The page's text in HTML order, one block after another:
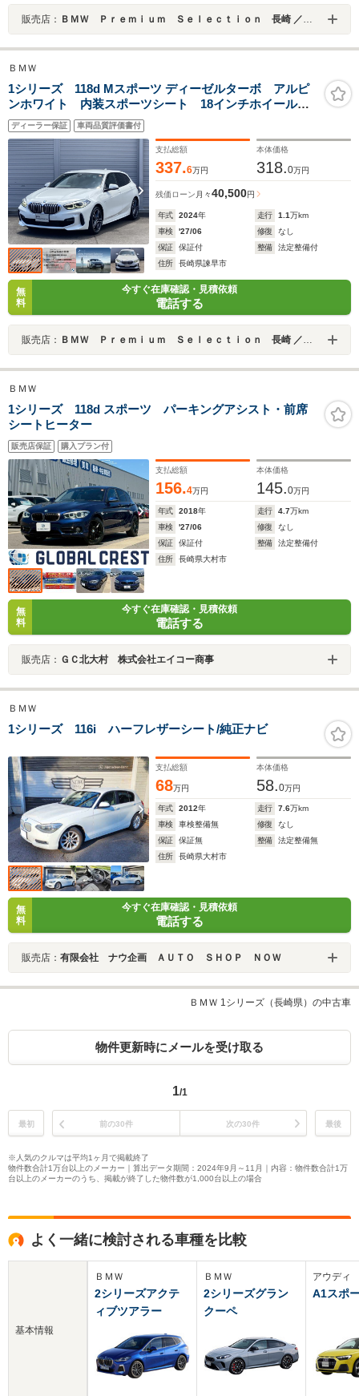
販売店： ＢＭＷ Ｐｒｅｍｉｕｍ Ｓｅｌｅｃｔｉｏｎ 長崎 ／ＭＩＮＩ ＮＥＸＴ 長崎／（株）ＭＡＴＳＵＦＵＪＩ
ＢＭＷ
1シリーズ 118d Mスポーツ ディーゼルターボ アルピ
ンホワイト 内装スポーツシート 18インチホイール 2
年保証
ディーラー保証 車両品質評価書付
支払総額
337.6万円
本体価格
318.0万円
残価ローン 月々40,500円
年式 2024年 走行 1.1万km
車検
'27/06 修復
なし
保証
保証付 整備
法定整備付
住所
長崎県諫早市
無
料
今すぐ在庫確認・見積依頼
電話する
販売店： ＢＭＷ Ｐｒｅｍｉｕｍ Ｓｅｌｅｃｔｉｏｎ 長崎 ／ＭＩＮＩ ＮＥＸＴ 長崎／（株）ＭＡＴＳＵＦＵＪＩ
ＢＭＷ
1シリーズ 118d スポーツ パーキングアシスト・前席
シートヒーター
販売店保証 購入プラン付
支払総額
156.4万円
本体価格
145.0万円
年式 2018年 走行 4.7万km
車検
'27/06 修復
なし
保証
保証付 整備
法定整備付
住所
長崎県大村市
無
料
今すぐ在庫確認・見積依頼
電話する
販売店： ＧＣ北大村 株式会社エイコー商事
ＢＭＷ
1シリーズ 116i ハーフレザーシート/純正ナビ
支払総額
68万円
本体価格
58.0万円
年式 2012年 走行 7.6万km
車検
車検整備無 修復
なし
保証
保証無 整備
法定整備無
住所
長崎県大村市
無
料
今すぐ在庫確認・見積依頼
電話する
販売店： 有限会社 ナウ企画 ＡＵＴＯ ＳＨＯＰ ＮＯＷ
ＢＭＷ 1シリーズ（長崎県）の中古車
物件更新時にメールを受け取る
1/1
最初 前の30件 次の30件 最後
※人気のクルマは平均1ヶ月で掲載終了
物件数合計1万台以上のメーカー｜算出データ期間：2024年9月～11月｜内容：物件数合計1万
台以上のメーカーのうち、掲載が終了した物件数が1,000台以上の場合
よく一緒に検討される車種を比較
基本情報
ＢＭＷ
2シリーズアクテ
ィブツアラー
ＢＭＷ
2シリーズグラン
クーペ
アウディ
A1スポ